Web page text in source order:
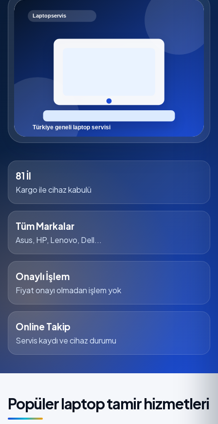
81 İl
Kargo ile cihaz kabulü
Tüm Markalar
Asus, HP, Lenovo, Dell...
Onaylı İşlem
Fiyat onayı olmadan işlem yok
Online Takip
Servis kaydı ve cihaz durumu
Popüler laptop tamir hizmetleri